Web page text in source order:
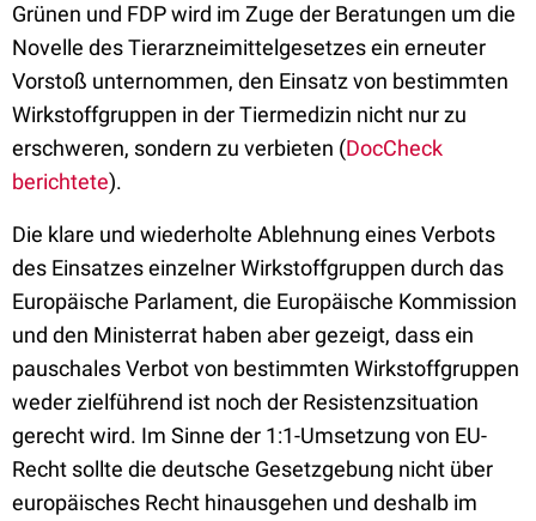
Grünen und FDP wird im Zuge der Beratungen um die
Novelle des Tierarzneimittelgesetzes ein erneuter
Vorstoß unternommen, den Einsatz von bestimmten
Wirkstoffgruppen in der Tiermedizin nicht nur zu
erschweren, sondern zu verbieten (DocCheck
berichtete).
Die klare und wiederholte Ablehnung eines Verbots
des Einsatzes einzelner Wirkstoffgruppen durch das
Europäische Parlament, die Europäische Kommission
und den Ministerrat haben aber gezeigt, dass ein
pauschales Verbot von bestimmten Wirkstoffgruppen
weder zielführend ist noch der Resistenzsituation
gerecht wird. Im Sinne der 1:1-Umsetzung von EU-
Recht sollte die deutsche Gesetzgebung nicht über
europäisches Recht hinausgehen und deshalb im